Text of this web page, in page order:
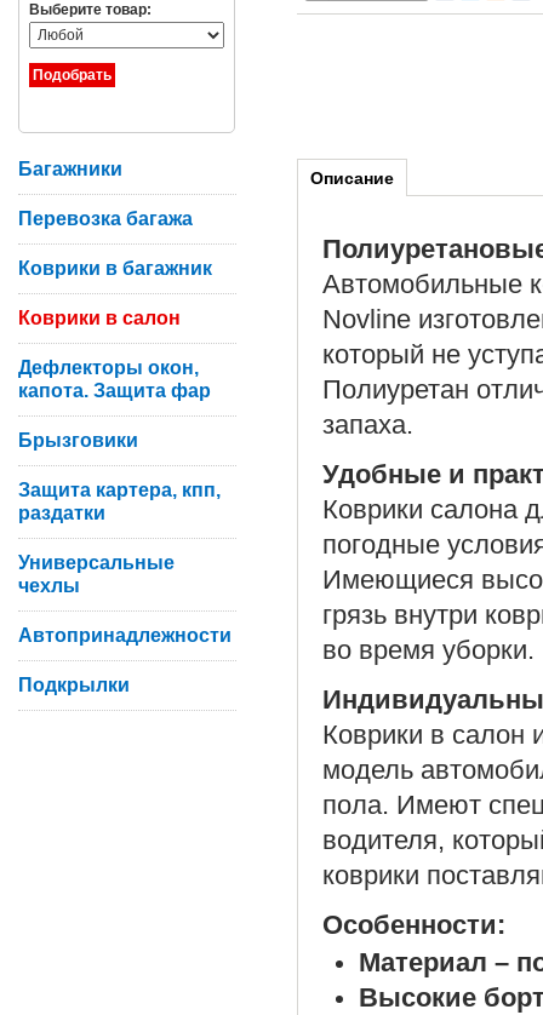
Описание
Автомобильные
Novline
который не
Полиуретан
запаха.
Удобные и
Коврики салона
погодные
Имеющиеся
грязь внутри
во время уборки.
Коврики в салон
модель
пола. Имеют
водителя,
коврики
Особенности:
Материал –
Высокие
Выберите товар:
Багажники
Перевозка багажа
Коврики в багажник
Коврики в салон
Дефлекторы окон,
капота. Защита фар
Брызговики
Защита картера, кпп,
раздатки
Универсальные
чехлы
Автопринадлежности
Подкрылки